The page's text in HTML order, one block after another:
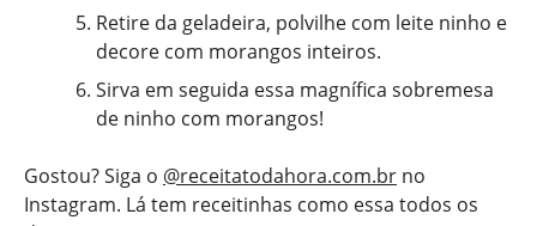
Retire da geladeira, polvilhe com leite ninho e
decore com morangos inteiros.
Sirva em seguida essa magnífica sobremesa
de ninho com morangos!
Gostou? Siga o @receitatodahora.com.br no
Instagram. Lá tem receitinhas como essa todos os